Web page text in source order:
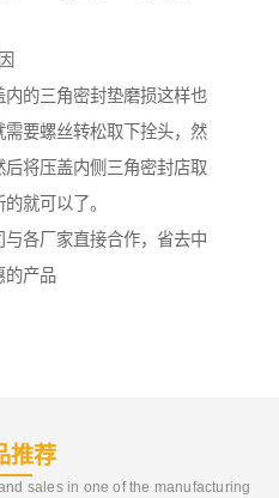
的三角密封垫磨损这样也
要螺丝转松取下拴头，然
将压盖内侧三角密封店取
就可以了。
各厂家直接合作，省去中
的产品
推荐
sales in one of the manufacturing